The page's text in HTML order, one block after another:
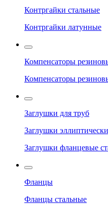
Контргайки стальные
Контргайки латунные
Компенсаторы
Компенсаторы
Заглушки для труб
Заглушки
Заглушки фланцевые
Фланцы
Фланцы стальные